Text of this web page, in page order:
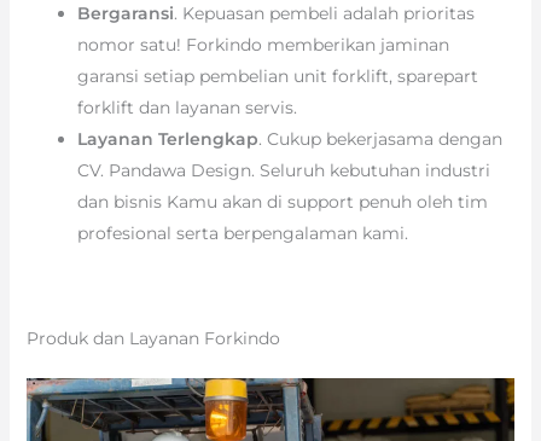
Bergaransi. Kepuasan pembeli adalah prioritas
nomor satu! Forkindo memberikan jaminan
garansi setiap pembelian unit forklift, sparepart
forklift dan layanan servis.
Layanan Terlengkap. Cukup bekerjasama dengan
CV. Pandawa Design. Seluruh kebutuhan industri
dan bisnis Kamu akan di support penuh oleh tim
profesional serta berpengalaman kami.
Produk dan Layanan Forkindo